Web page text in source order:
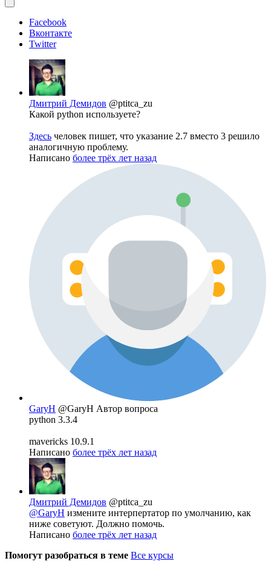
Facebook
Вконтакте
Twitter
Дмитрий Демидов @ptitca_zu
Какой python используете?
Здесь человек пишет, что указание 2.7 вместо 3 решило
аналогичную проблему.
Написано более трёх лет назад
GaryH @GaryH Автор вопроса
python 3.3.4
mavericks 10.9.1
Написано более трёх лет назад
Дмитрий Демидов @ptitca_zu
@GaryH измените интерпертатор по умолчанию, как
ниже советуют. Должно помочь.
Написано более трёх лет назад
Помогут разобраться в теме Все курсы